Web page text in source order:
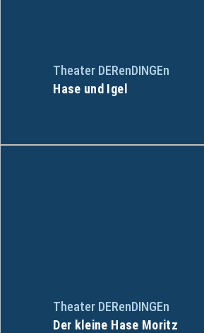
Theater DERenDINGEn
Hase und Igel
Theater DERenDINGEn
Der kleine Hase Moritz